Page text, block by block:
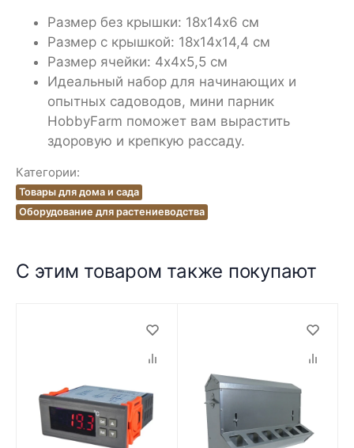
Размер без крышки: 18х14х6 см
Размер с крышкой: 18х14х14,4 см
Размер ячейки: 4х4х5,5 см
Идеальный набор для начинающих и
опытных садоводов, мини парник
HobbyFarm поможет вам вырастить
здоровую и крепкую рассаду.
Категории:
Товары для дома и сада
Оборудование для растениеводства
С этим товаром также покупают